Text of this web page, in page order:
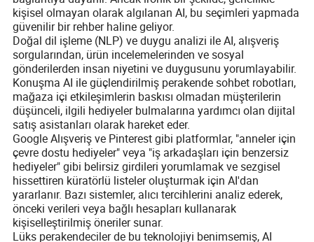
kişisel olmayan olarak algılanan AI, bu seçimleri yapmada
güvenilir bir rehber haline geliyor.
Doğal dil işleme (NLP) ve duygu analizi ile AI, alışveriş
sorgularından, ürün incelemelerinden ve sosyal
gönderilerden insan niyetini ve duygusunu yorumlayabilir.
Konuşma AI ile güçlendirilmiş perakende sohbet robotları,
mağaza içi etkileşimlerin baskısı olmadan müşterilerin
düşünceli, ilgili hediyeler bulmalarına yardımcı olan dijital
satış asistanları olarak hareket eder.
Google Alışveriş ve Pinterest gibi platformlar, "anneler için
çevre dostu hediyeler" veya "iş arkadaşları için benzersiz
hediyeler" gibi belirsiz girdileri yorumlamak ve sezgisel
hissettiren küratörlü listeler oluşturmak için AI'dan
yararlanır. Bazı sistemler, alıcı tercihlerini analiz ederek,
önceki verileri veya bağlı hesapları kullanarak
kişiselleştirilmiş öneriler sunar.
Lüks perakendeciler de bu teknolojiyi benimsemiş, AI